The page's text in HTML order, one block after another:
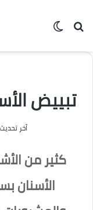
بحث عن
تبييض
آخر تحديث:
كثير من
الأسنان